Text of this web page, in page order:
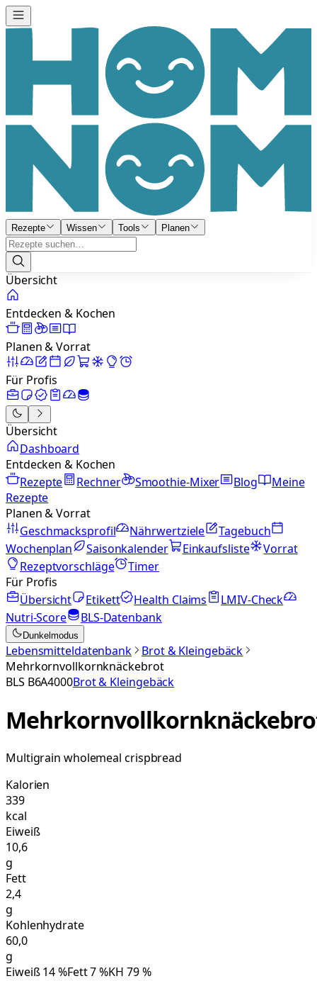
Rezepte Wissen Tools Planen
Übersicht
Entdecken & Kochen
Planen & Vorrat
Für Profis
Übersicht
Dashboard
Entdecken & Kochen
Rezepte
Rechner Smoothie-Mixer Blog
Meine
Rezepte
Planen & Vorrat
Geschmacksprofil
Nährwertziele
Tagebuch
Wochenplan
Saisonkalender Einkaufsliste
Vorrat
Rezeptvorschläge
Timer
Für Profis
Übersicht
Etikett Health Claims
LMIV-Check
Nutri-Score
BLS-Datenbank
Dunkelmodus
Lebensmitteldatenbank
Brot & Kleingebäck
Mehrkornvollkornknäckebrot
BLS B6A4000Brot & Kleingebäck
Multigrain wholemeal crispbread
Kalorien
339
kcal
Eiweiß
10,6
g
Fett
2,4
g
Kohlenhydrate
60,0
g
Eiweiß14%Fett7%KH 79%